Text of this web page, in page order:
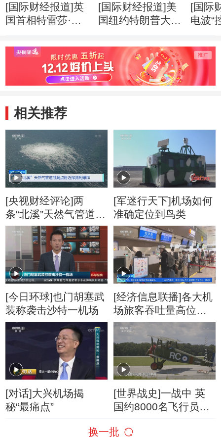
[国际财经报道]英
国首相特雷莎·梅
内阁
[国际财经报道]美
国纽约特朗普大厦
[国际
电波“
相关推荐
[央视财经评论]两
条“北溪”天然气管道接
连发生泄漏
[军迷行天下]机场如何
准确定位到鸟类
[今日环球]也门胡塞武
装称袭击沙特一机场
[经济信息联播]各大机
场旅客吞吐量高位运
行 部分支线航班受青
[对话]大兴机场揭
秘“最痛点”
[世界战史]一战中 英
国约8000名飞行员死
换一批